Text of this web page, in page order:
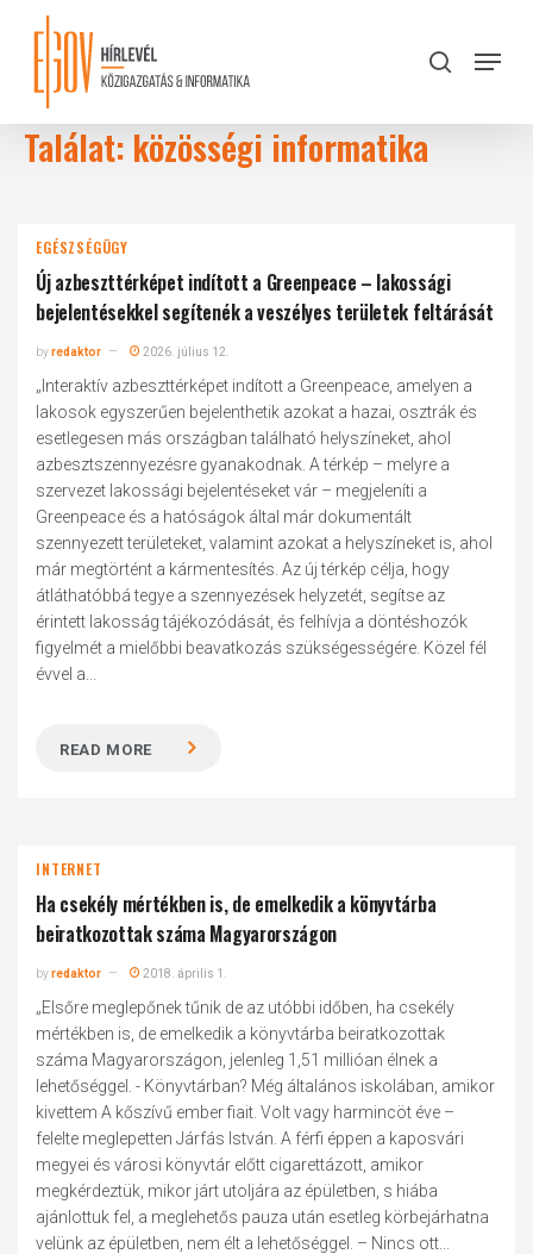
content
search
Menu
Találat: közösségi informatika
EGÉSZSÉGÜGY
Új azbeszttérképet indított a Greenpeace – lakossági
bejelentésekkel segítenék a veszélyes területek feltárását
byredaktor 2026. július 12.
„Interaktív azbeszttérképet indított a Greenpeace, amelyen a
lakosok egyszerűen bejelenthetik azokat a hazai, osztrák és
esetlegesen más országban található helyszíneket, ahol
azbesztszennyezésre gyanakodnak. A térkép – melyre a
szervezet lakossági bejelentéseket vár – megjeleníti a
Greenpeace és a hatóságok által már dokumentált
szennyezett területeket, valamint azokat a helyszíneket is, ahol
már megtörtént a kármentesítés. Az új térkép célja, hogy
átláthatóbbá tegye a szennyezések helyzetét, segítse az
érintett lakosság tájékozódását, és felhívja a döntéshozók
figyelmét a mielőbbi beavatkozás szükségességére. Közel fél
évvel a...
READ MORE
INTERNET
Ha csekély mértékben is, de emelkedik a könyvtárba
beiratkozottak száma Magyarországon
byredaktor 2018. április 1.
„Elsőre meglepőnek tűnik de az utóbbi időben, ha csekély
mértékben is, de emelkedik a könyvtárba beiratkozottak
száma Magyarországon, jelenleg 1,51 millióan élnek a
lehetőséggel. - Könyvtárban? Még általános iskolában, amikor
kivettem A kőszívű ember fiait. Volt vagy harmincöt éve –
felelte meglepetten Járfás István. A férfi éppen a kaposvári
megyei és városi könyvtár előtt cigarettázott, amikor
megkérdeztük, mikor járt utoljára az épületben, s hiába
ajánlottuk fel, a meglehetős pauza után esetleg körbejárhatna
velünk az épületben, nem élt a lehetőséggel. – Nincs ott...
Close